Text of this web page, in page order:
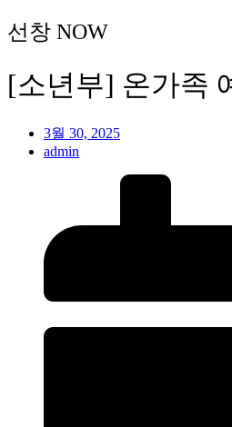
선창 NOW
[소년부] 온가족
3월 30, 2025
admin